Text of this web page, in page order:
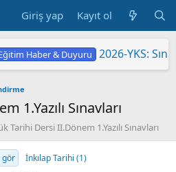
Giriş yap Kayıt ol
Eğitim Haber & Duyuru
Haber & Duyuru 2026-YKS:
Eğitim Haber & Duyuru
Eğitim Haber & Duyuru
TÜRKİYE YÜZYILI MAARİF
Eğitim Haber & Duyuru
Yükseköğretim Kurumları
Eğitim Haber & Duyuru
Eğitim Haber & Duyuru
2026 HAZİRAN DÖNEMİ MESLEKİ
1.Yazılı Sınavları
Dersi II.Dönem 1.Yazılı Sınavları
gör
İnkılap Tarihi (1)